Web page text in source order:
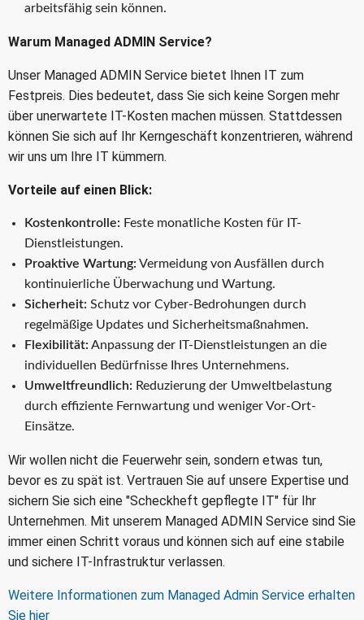
arbeitsfähig sein können.
Warum Managed ADMIN Service?
Unser Managed ADMIN Service bietet Ihnen IT zum
Festpreis. Dies bedeutet, dass Sie sich keine Sorgen mehr
über unerwartete IT-Kosten machen müssen. Stattdessen
können Sie sich auf Ihr Kerngeschäft konzentrieren, während
wir uns um Ihre IT kümmern.
Vorteile auf einen Blick:
Kostenkontrolle: Feste monatliche Kosten für IT-
Dienstleistungen.
Proaktive Wartung: Vermeidung von Ausfällen durch
kontinuierliche Überwachung und Wartung.
Sicherheit: Schutz vor Cyber-Bedrohungen durch
regelmäßige Updates und Sicherheitsmaßnahmen.
Flexibilität: Anpassung der IT-Dienstleistungen an die
individuellen Bedürfnisse Ihres Unternehmens.
Umweltfreundlich: Reduzierung der Umweltbelastung
durch effiziente Fernwartung und weniger Vor-Ort-
Einsätze.
Wir wollen nicht die Feuerwehr sein, sondern etwas tun,
bevor es zu spät ist. Vertrauen Sie auf unsere Expertise und
sichern Sie sich eine "Scheckheft gepflegte IT" für Ihr
Unternehmen. Mit unserem Managed ADMIN Service sind Sie
immer einen Schritt voraus und können sich auf eine stabile
und sichere IT-Infrastruktur verlassen.
Weitere Informationen zum Managed Admin Service erhalten
Sie hier